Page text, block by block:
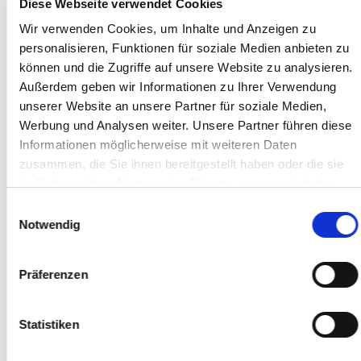
Diese Webseite verwendet Cookies
Wir verwenden Cookies, um Inhalte und Anzeigen zu
personalisieren, Funktionen für soziale Medien anbieten zu
können und die Zugriffe auf unsere Website zu analysieren.
Außerdem geben wir Informationen zu Ihrer Verwendung
unserer Website an unsere Partner für soziale Medien,
Werbung und Analysen weiter. Unsere Partner führen diese
Informationen möglicherweise mit weiteren Daten
zusammen, die Sie ihnen bereitgestellt haben oder die sie
unsere Webseite weiterhin nutzen.
Notwendig
Präferenzen
Statistiken
Referenzen
Worauf wir besonders stolz
sind.
haben wir immer die Herausforderung gesucht.
So konnten wir uns Schritt für Schritt zu einem
gefragten Spezialisten für besonders komplexe
Installationen entwickeln. An unseren